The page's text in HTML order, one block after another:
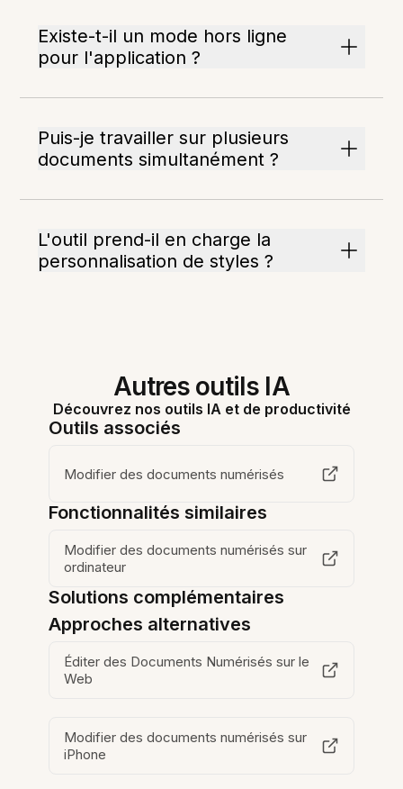
Existe-t-il un mode hors ligne
pour l'application ?
Puis-je travailler sur plusieurs
documents simultanément ?
L'outil prend-il en charge la
personnalisation de styles ?
Autres outils IA
Découvrez nos outils IA et de productivité
Outils associés
Modifier des documents numérisés
Fonctionnalités similaires
Modifier des documents numérisés sur
ordinateur
Solutions complémentaires
Approches alternatives
Éditer des Documents Numérisés sur le
Web
Modifier des documents numérisés sur
iPhone